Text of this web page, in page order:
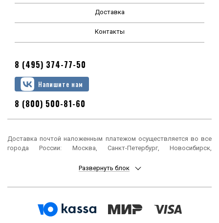
Доставка
Контакты
8 (495) 374-77-50
Напишите нам
8 (800) 500-81-60
Доставка почтой наложенным платежом осуществляется во все
города России: Москва, Санкт-Петербург, Новосибирск,
Ростов-на-Дону, Уфа, Красноярск, Пермь, Воронеж, Волгоград,
Ульяновск, Иркутск, Хабаровск, Ярославль, Владивосток, Томск,
Челны, Пенза, Липецк, Киров, Чебоксары, Тула, Калининград,
Балашиха, Курск, Ставрополь, Улан-Удэ, Тверь, Магнитогорск,
Развернуть блок